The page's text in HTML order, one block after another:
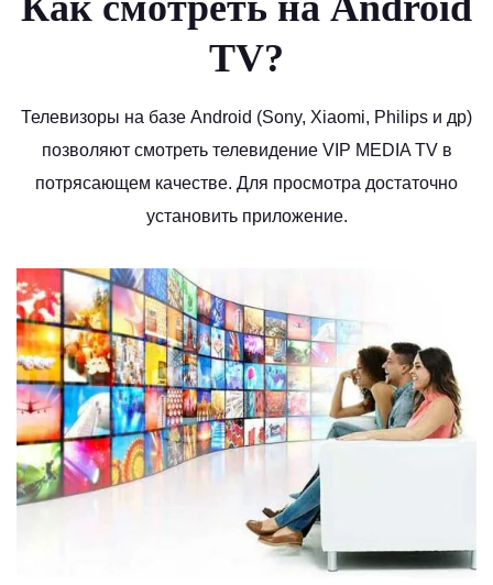
TV?
Телевизоры на базе Android (Sony, Xiaomi, Philips и др)
позволяют смотреть телевидение VIP MEDIA TV в
потрясающем качестве. Для просмотра достаточно
установить приложение.